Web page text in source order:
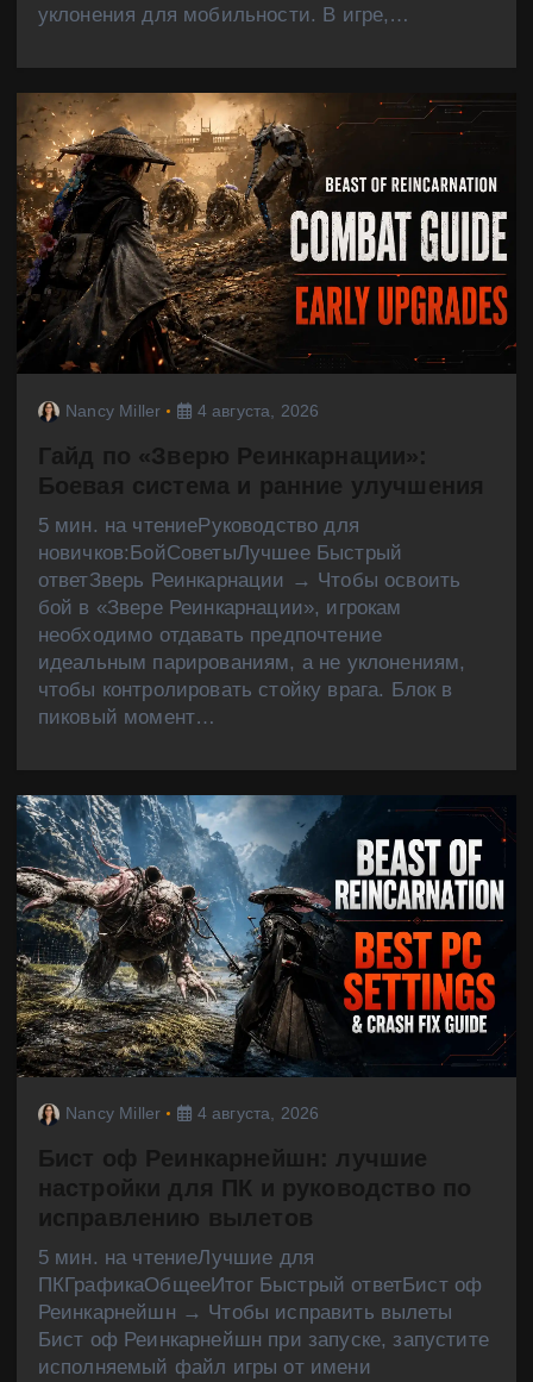
уклонения для мобильности. В игре,…
Nancy Miller 4 августа, 2026
Гайд по «Зверю Реинкарнации»:
Боевая система и ранние улучшения
5 мин. на чтениеРуководство для
новичков:БойСоветыЛучшее Быстрый
ответЗверь Реинкарнации → Чтобы освоить
бой в «Звере Реинкарнации», игрокам
необходимо отдавать предпочтение
идеальным парированиям, а не уклонениям,
чтобы контролировать стойку врага. Блок в
пиковый момент…
Nancy Miller 4 августа, 2026
Бист оф Реинкарнейшн: лучшие
настройки для ПК и руководство по
исправлению вылетов
5 мин. на чтениеЛучшие для
ПКГрафикаОбщееИтог Быстрый ответБист оф
Реинкарнейшн → Чтобы исправить вылеты
Бист оф Реинкарнейшн при запуске, запустите
исполняемый файл игры от имени